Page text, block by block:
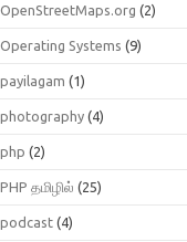
OpenStreetMaps.org (2)
Operating Systems (9)
payilagam (1)
photography (4)
php (2)
PHP தமிழில் (25)
podcast (4)